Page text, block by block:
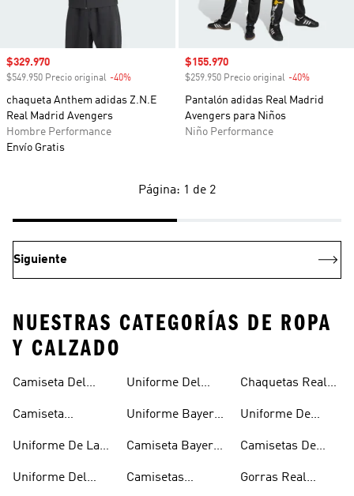
Precio de venta
$329.970
$549.950 Precio original -40%
chaqueta Anthem adidas Z.N.E
Real Madrid Avengers
Hombre Performance
Envío Gratis
Precio de venta
$155.970
$259.950 Precio original -40%
Pantalón adidas Real Madrid
Avengers para Niños
Niño Performance
Página: 1 de 2
Siguiente
NUESTRAS CATEGORÍAS DE ROPA
Y CALZADO
Camiseta Del
Camiseta
Uniforme De La
Uniforme Del
Uniforme Del
United
Uniforme Bayern
Camiseta Bayern
Camisetas
Chaquetas Real
Uniforme De
Camisetas De
Gorras Real